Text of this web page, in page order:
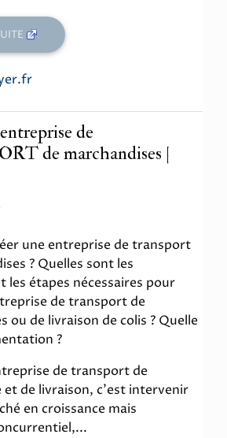
de
de marchandises |
une entreprise de transport
? Quelles sont les
les étapes nécessaires pour
de transport de
ou de livraison de colis ? Quelle
?
de transport de
et de livraison, c'est intervenir
en croissance mais